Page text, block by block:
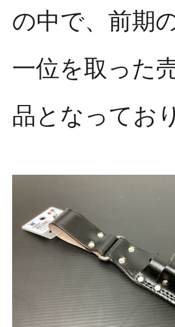
の中で、前期
一位を取った
品となってお